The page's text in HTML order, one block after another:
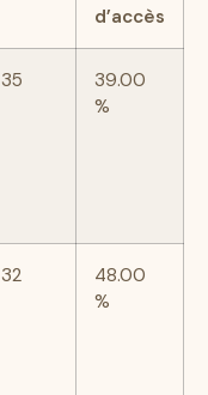
d’accès
35
39.00
%
32
48.00
%